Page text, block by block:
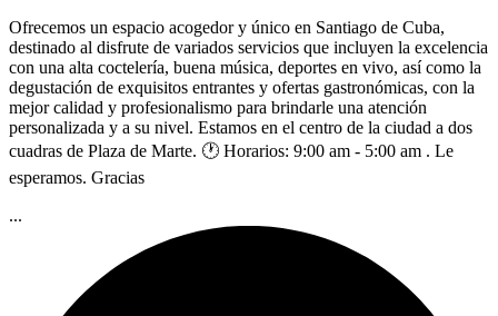
Ofrecemos un espacio acogedor y único en Santiago de Cuba,
destinado al disfrute de variados servicios que incluyen la excelencia
con una alta coctelería, buena música, deportes en vivo, así como la
degustación de exquisitos entrantes y ofertas gastronómicas, con la
mejor calidad y profesionalismo para brindarle una atención
personalizada y a su nivel. Estamos en el centro de la ciudad a dos
cuadras de Plaza de Marte. 🕐 Horarios: 9:00 am - 5:00 am . Le
esperamos. Gracias
...